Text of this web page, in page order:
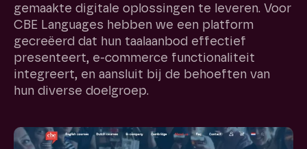
gemaakte digitale oplossingen te leveren. Voor
CBE Languages hebben we een platform
gecreëerd dat hun taalaanbod effectief
presenteert, e-commerce functionaliteit
integreert, en aansluit bij de behoeften van
hun diverse doelgroep.